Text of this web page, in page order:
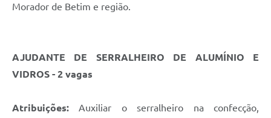
Morador de Betim e região.
AJUDANTE DE SERRALHEIRO DE ALUMÍNIO E
VIDROS - 2 vagas
Atribuições: Auxiliar o serralheiro na confecção,